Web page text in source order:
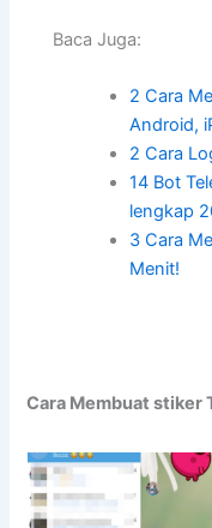
Baca Juga:
2 Cara
Android,
2 Cara
14 Bot
lengkap
3 Cara
Menit!
Cara Membuat stiker